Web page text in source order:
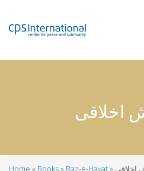
اخلاقی
Home Books Raz-e-Hayat اخلاقی